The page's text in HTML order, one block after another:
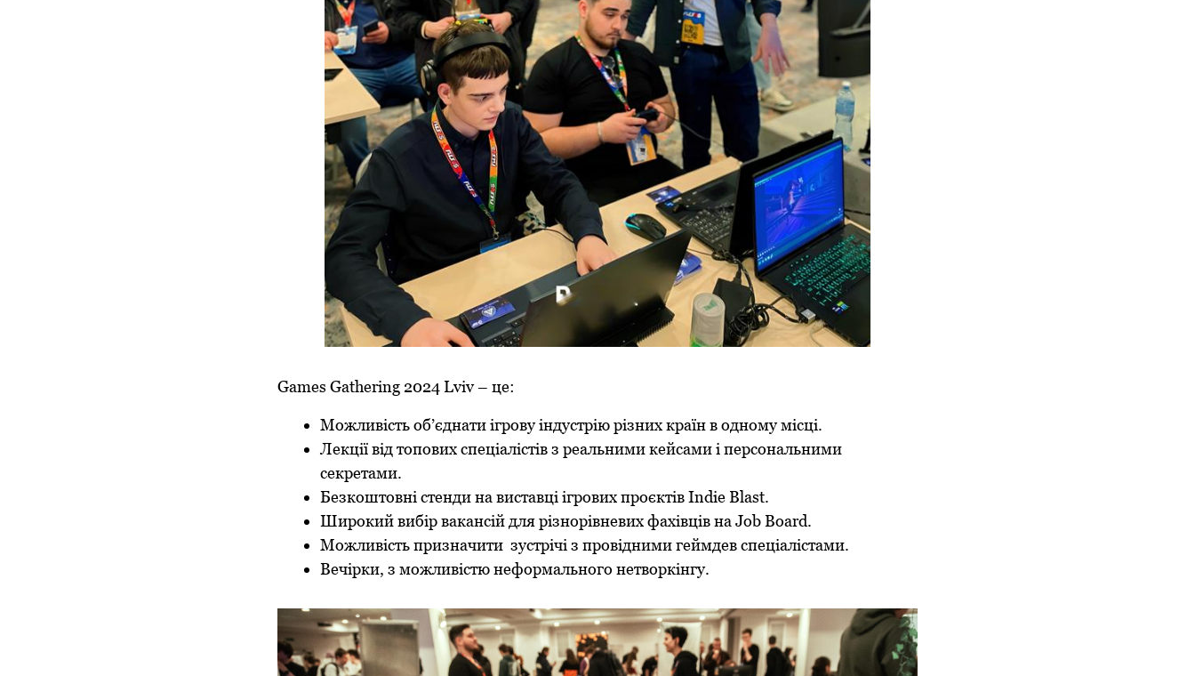
Games Gathering 2024 Lviv – це:
Можливість об’єднати ігрову індустрію різних країн в одному місці.
Лекції від топових спеціалістів з реальними кейсами і персональними
секретами.
Безкоштовні стенди на виставці ігрових проєктів Indie Blast.
Широкий вибір вакансій для різнорівневих фахівців на Job Board.
Можливість призначити зустрічі з провідними геймдев спеціалістами.
Вечірки, з можливістю неформального нетворкінгу.